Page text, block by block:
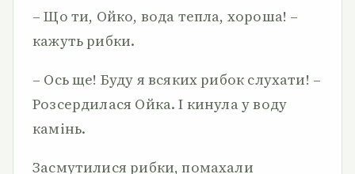
– Що ти, Ойко, вода тепла, хороша! –
кажуть рибки.
– Ось ще! Буду я всяких рибок слухати! –
Розсердилася Ойка. І кинула у воду
камінь.
Засмутилися рибки, помахали